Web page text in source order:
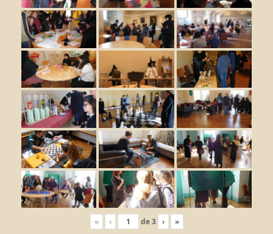
« ‹ de3 › »